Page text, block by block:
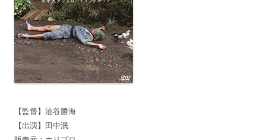
【監督】油谷勝海
【出演】田中泯